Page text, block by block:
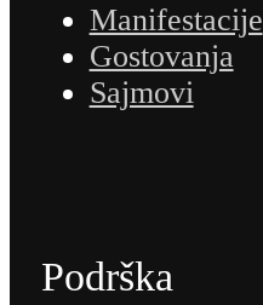
Manifestacije
Gostovanja
Sajmovi
Podrška